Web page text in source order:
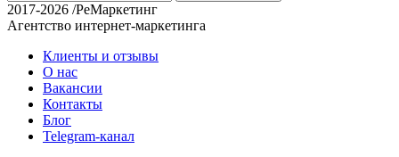
2017-2026 /РеМаркетинг
Агентство интернет-маркетинга
Клиенты и отзывы
О нас
Вакансии
Контакты
Блог
Telegram-канал